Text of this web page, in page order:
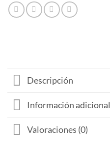
Descripción
Información adicional
Valoraciones (0)